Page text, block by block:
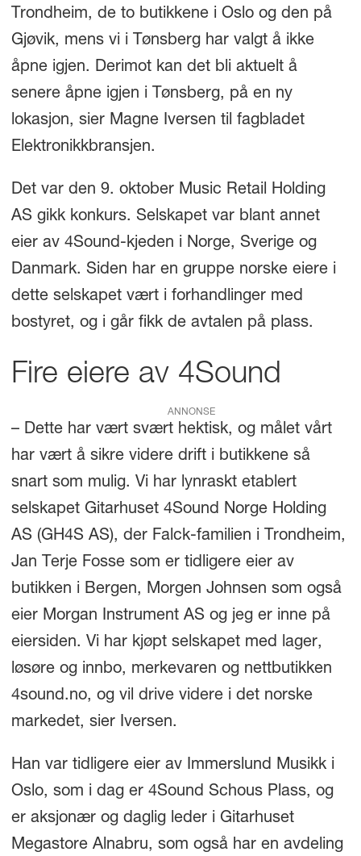
Trondheim, de to butikkene i Oslo og den på
Gjøvik, mens vi i Tønsberg har valgt å ikke
åpne igjen. Derimot kan det bli aktuelt å
senere åpne igjen i Tønsberg, på en ny
lokasjon, sier Magne Iversen til fagbladet
Elektronikkbransjen.
Det var den 9. oktober Music Retail Holding
AS gikk konkurs. Selskapet var blant annet
eier av 4Sound-kjeden i Norge, Sverige og
Danmark. Siden har en gruppe norske eiere i
dette selskapet vært i forhandlinger med
bostyret, og i går fikk de avtalen på plass.
Fire eiere av 4Sound
ANNONSE
– Dette har vært svært hektisk, og målet vårt
har vært å sikre videre drift i butikkene så
snart som mulig. Vi har lynraskt etablert
selskapet Gitarhuset 4Sound Norge Holding
AS (GH4S AS), der Falck-familien i Trondheim,
Jan Terje Fosse som er tidligere eier av
butikken i Bergen, Morgen Johnsen som også
eier Morgan Instrument AS og jeg er inne på
eiersiden. Vi har kjøpt selskapet med lager,
løsøre og innbo, merkevaren og nettbutikken
4sound.no, og vil drive videre i det norske
markedet, sier Iversen.
Han var tidligere eier av Immerslund Musikk i
Oslo, som i dag er 4Sound Schous Plass, og
er aksjonær og daglig leder i Gitarhuset
Megastore Alnabru, som også har en avdeling